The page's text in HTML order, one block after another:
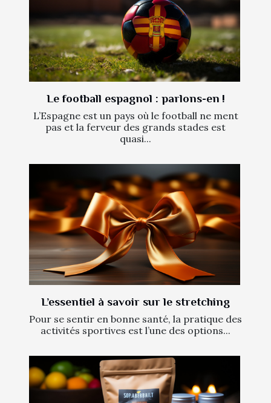
Le football espagnol : parlons-en !
L’Espagne est un pays où le football ne ment
pas et la ferveur des grands stades est
quasi...
L’essentiel à savoir sur le stretching
Pour se sentir en bonne santé, la pratique des
activités sportives est l’une des options...